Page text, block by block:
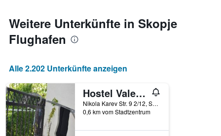
Weitere Unterkünfte in Skopje
Flughafen
Alle 2.202 Unterkünfte anzeigen
Hostel Valentin 2
Nikola Karev Str. 9 2/12, Skopje, Nordmazedonien
0,6 km vom Stadtzentrum